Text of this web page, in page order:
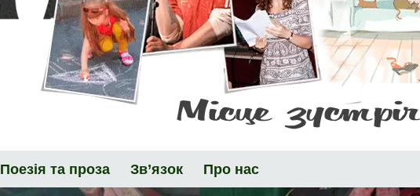
Поезія та проза Зв’язок Про нас